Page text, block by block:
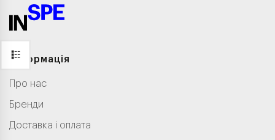
Інформація
Про нас
Бренди
Доставка і оплата